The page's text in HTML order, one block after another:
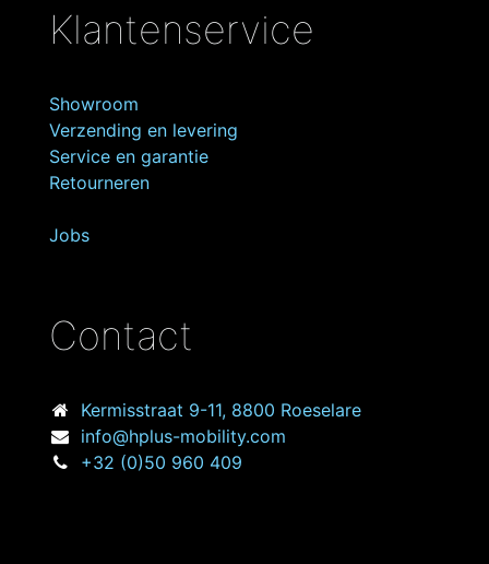
Klantenservice
Showroom
Verzending en levering
Service en garantie
Retourneren
Jobs
Contact
Kermisstraat 9-11, 8800 Roeselare
info@hplus-mobility.com
+32 (0)50 960 409